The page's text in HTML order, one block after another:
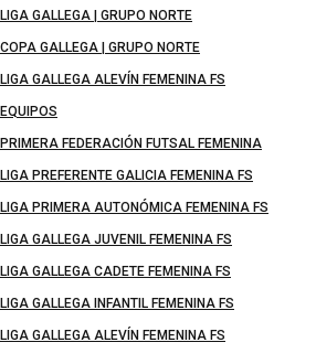
LIGA GALLEGA | GRUPO NORTE
COPA GALLEGA | GRUPO NORTE
LIGA GALLEGA ALEVÍN FEMENINA FS
EQUIPOS
PRIMERA FEDERACIÓN FUTSAL FEMENINA
LIGA PREFERENTE GALICIA FEMENINA FS
LIGA PRIMERA AUTONÓMICA FEMENINA FS
LIGA GALLEGA JUVENIL FEMENINA FS
LIGA GALLEGA CADETE FEMENINA FS
LIGA GALLEGA INFANTIL FEMENINA FS
LIGA GALLEGA ALEVÍN FEMENINA FS